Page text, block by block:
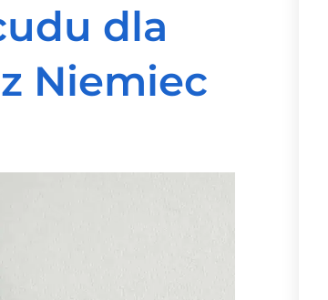
dla
Niemiec